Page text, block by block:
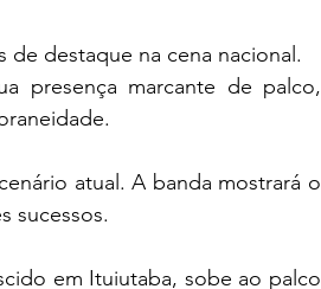
destaque na cena nacional.
presença marcante de palco,
atual. A banda mostrará o
sucessos.
em Ituiutaba, sobe ao palco